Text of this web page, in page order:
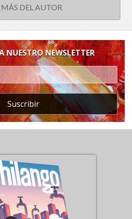
MÁS DEL AUTOR
NUESTRO NEWSLETTER
Suscribir